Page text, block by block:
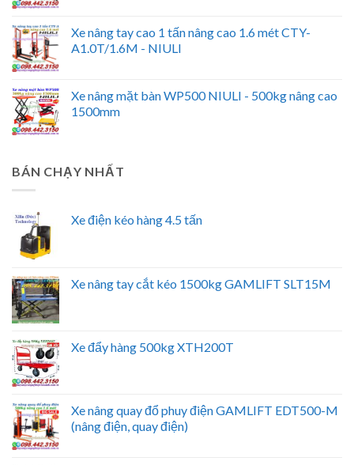
Xe nâng tay cao 1 tấn nâng cao 1.6 mét CTY-
A1.0T/1.6M - NIULI
Xe nâng mặt bàn WP500 NIULI - 500kg nâng cao
1500mm
BÁN CHẠY NHẤT
Xe điện kéo hàng 4.5 tấn
Xe nâng tay cắt kéo 1500kg GAMLIFT SLT15M
Xe đẩy hàng 500kg XTH200T
Xe nâng quay đổ phuy điện GAMLIFT EDT500-M
(nâng điện, quay điện)